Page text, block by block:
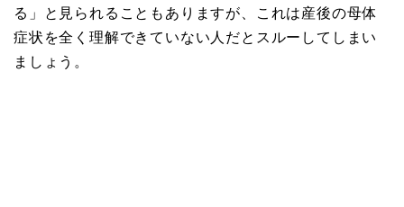
る」と見られることもありますが、これは産後の母体
症状を全く理解できていない人だとスルーしてしまい
ましょう。